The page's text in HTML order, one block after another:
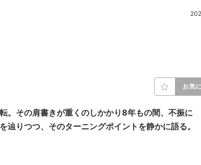
お気
。その肩書きが重くのしかかり8年もの間、不振に
りつつ、そのターニングポイントを静かに語る。